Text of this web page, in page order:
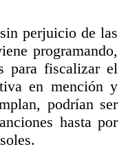
perjuicio de las
programando,
para fiscalizar el
en mención y
podrían ser
hasta por